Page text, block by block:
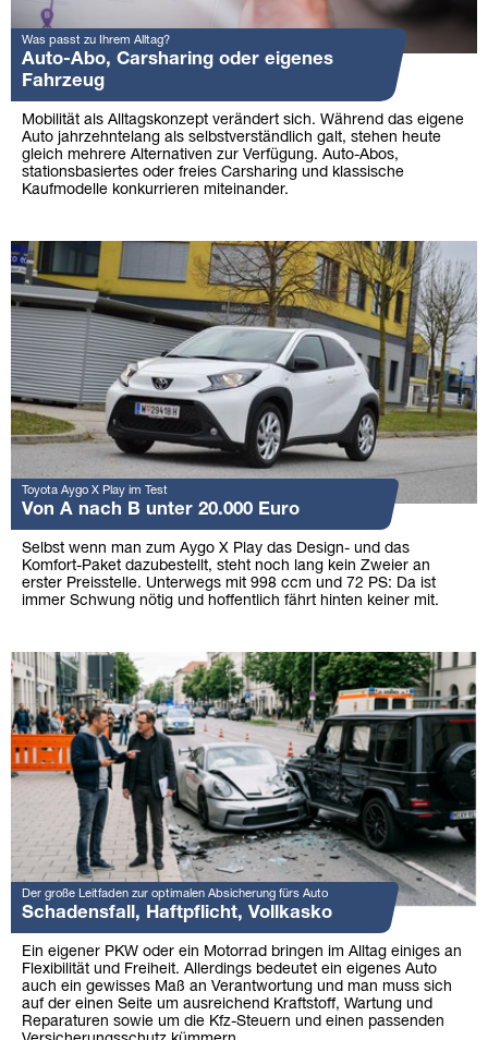
Was passt zu Ihrem Alltag?
Auto-Abo, Carsharing oder eigenes
Fahrzeug
Mobilität als Alltagskonzept verändert sich. Während das eigene
Auto jahrzehntelang als selbstverständlich galt, stehen heute
gleich mehrere Alternativen zur Verfügung. Auto-Abos,
stationsbasiertes oder freies Carsharing und klassische
Kaufmodelle konkurrieren miteinander.
Toyota Aygo X Play im Test
Von A nach B unter 20.000 Euro
Selbst wenn man zum Aygo X Play das Design- und das
Komfort-Paket dazubestellt, steht noch lang kein Zweier an
erster Preisstelle. Unterwegs mit 998 ccm und 72 PS: Da ist
immer Schwung nötig und hoffentlich fährt hinten keiner mit.
Der große Leitfaden zur optimalen Absicherung fürs Auto
Schadensfall, Haftpflicht, Vollkasko
Ein eigener PKW oder ein Motorrad bringen im Alltag einiges an
Flexibilität und Freiheit. Allerdings bedeutet ein eigenes Auto
auch ein gewisses Maß an Verantwortung und man muss sich
auf der einen Seite um ausreichend Kraftstoff, Wartung und
Reparaturen sowie um die Kfz-Steuern und einen passenden